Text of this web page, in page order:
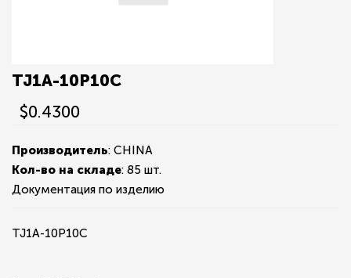
TJ1A-10P10C
$0.4300
Производитель: CHINA
Кол-во на складе: 85 шт.
Документация по изделию
TJ1A-10P10C